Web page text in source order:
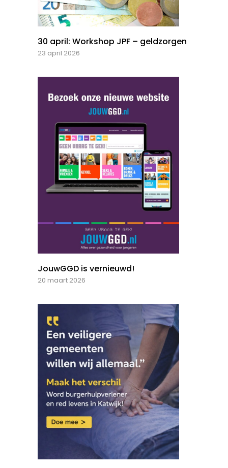
30 april: Workshop JPF – geldzorgen
23 april 2026
JouwGGD is vernieuwd!
20 maart 2026